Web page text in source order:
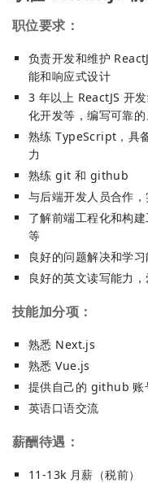
职位要求：
负责开发和维护
能和响应式设计
3 年以上 ReactJS 开
化开发等，编写可靠
熟练 TypeScript，具
力
熟练 git 和 github
与后端开发人员合作
了解前端工程化和构
等
良好的问题解决和学
良好的英文读写能力
技能加分项：
熟悉 Next.js
熟悉 Vue.js
提供自己的 github 账
英语口语交流
薪酬待遇：
11-13k 月薪（税前）